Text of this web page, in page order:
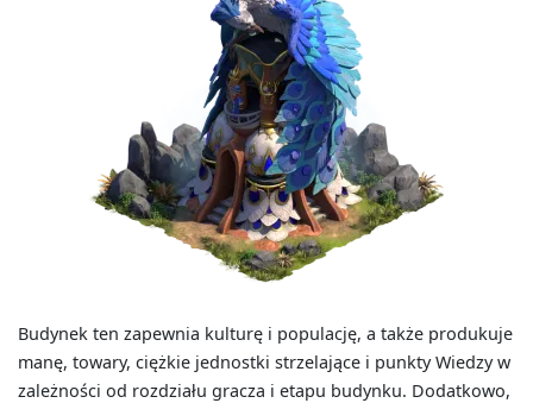
Budynek ten zapewnia kulturę i populację, a także produkuje
manę, towary, ciężkie jednostki strzelające i punkty Wiedzy w
zależności od rozdziału gracza i etapu budynku. Dodatkowo,